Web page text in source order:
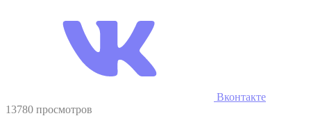
Вконтакте
13780 просмотров